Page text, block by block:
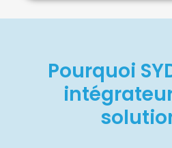
Pourquoi